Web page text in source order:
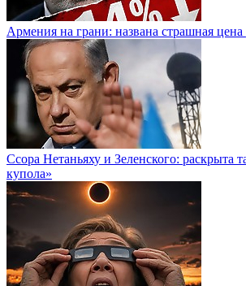
Армения на грани: названа страшная цена
Ссора Нетаньяху и Зеленского: раскрыта
купола»